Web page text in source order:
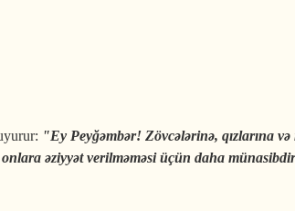
"Ey Peyğəmbər! Zövcələrinə, qızlarına
əziyyət verilməməsi üçün daha